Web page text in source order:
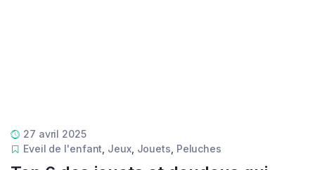
27 avril 2025
Eveil de l'enfant Jeux, Jouets Peluches